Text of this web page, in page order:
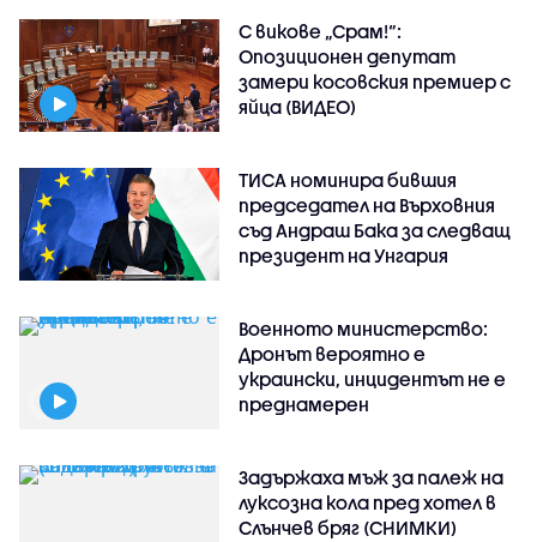
С викове „Срам!“:
Опозиционен депутат
замери косовския премиер с
яйца (ВИДЕО)
ТИСА номинира бившия
председател на Върховния
съд Андраш Бака за следващ
президент на Унгария
Военното министерство:
Дронът вероятно е
украински, инцидентът не е
преднамерен
Задържаха мъж за палеж на
луксозна кола пред хотел в
Слънчев бряг (СНИМКИ)